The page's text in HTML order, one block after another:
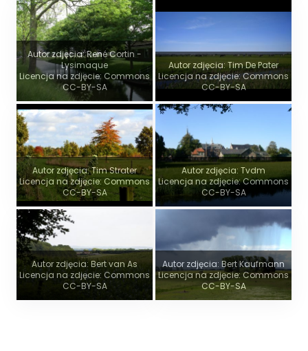
Autor zdjęcia: René Cortin -
Lysimaque
Licencja na zdjęcie: Commons
CC-BY-SA
Autor zdjęcia: Tim De Pater
Licencja na zdjęcie: Commons
CC-BY-SA
Autor zdjęcia: Tim Strater
Licencja na zdjęcie: Commons
CC-BY-SA
Autor zdjęcia: Tvdm
Licencja na zdjęcie: Commons
CC-BY-SA
Autor zdjęcia: Bert van As
Licencja na zdjęcie: Commons
CC-BY-SA
Autor zdjęcia: Bert Kaufmann
Licencja na zdjęcie: Commons
CC-BY-SA